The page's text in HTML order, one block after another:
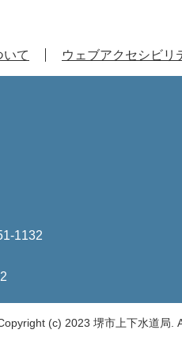
いて ウェブアクセシビリ
1132
(c) 2023 堺市上下水道局.